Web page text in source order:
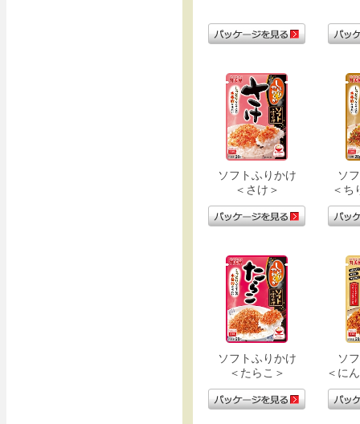
ソフトふりかけ
＜さけ＞
ソ
＜ち
ソフトふりかけ
＜たらこ＞
ソ
＜に